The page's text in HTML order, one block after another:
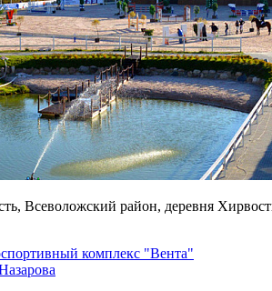
Всеволожский район, деревня
комплекс "Вента"